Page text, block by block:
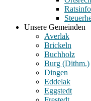
Unsere Gemeinden
Averlak
Brickeln
Buchholz
Burg (Dithm.)
Dingen
Eddelak
Eggstedt